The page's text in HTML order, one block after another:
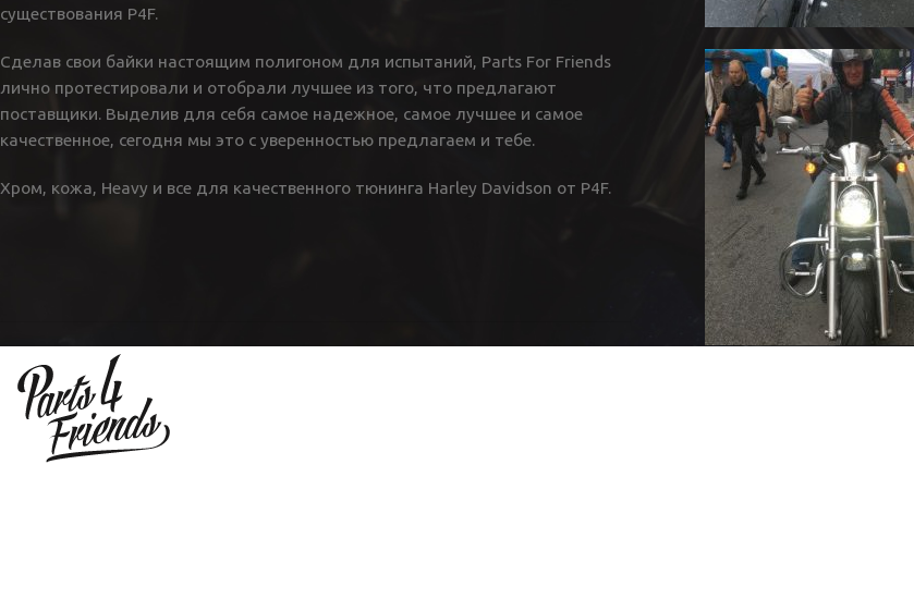
существования P4F.
Сделав свои байки настоящим полигоном для испытаний, Parts For Friends
лично протестировали и отобрали лучшее из того, что предлагают
поставщики. Выделив для себя самое надежное, самое лучшее и самое
качественное, сегодня мы это с уверенностью предлагаем и тебе.
Хром, кожа, Heavy и все для качественного тюнинга Harley Davidson от P4F.